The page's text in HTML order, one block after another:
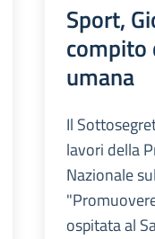
Sport,
compito
umana
Il
lavori della
Nazionale
ospitata al